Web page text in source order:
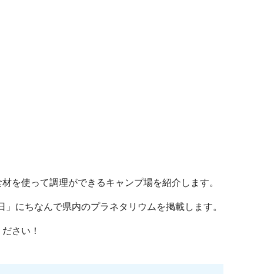
を使って調理ができるキャンプ場を紹介します。
にちなんで県内のプラネタリウムを掲載します。
さい！